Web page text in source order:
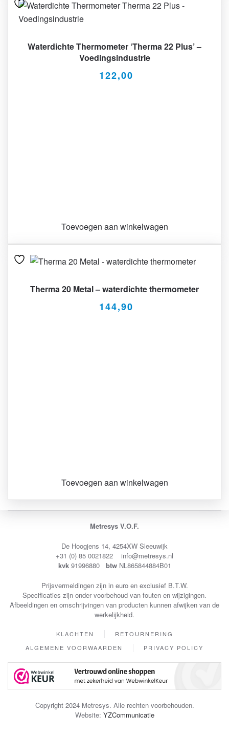
Waterdichte Thermometer ‘Therma 22 Plus’ –
Voedingsindustrie
122,00
Toevoegen aan winkelwagen
Therma 20 Metal – waterdichte thermometer
144,90
Toevoegen aan winkelwagen
Metresys V.O.F.
De Hoogjens 14, 4254XW Sleeuwijk
+31 (0) 85 0021822 info@metresys.nl
kvk 91996880 btw NL865844884B01
Prijsvermeldingen zijn in euro en exclusief B.T.W.
Specificaties zijn onder voorbehoud van fouten en wijzigingen.
Afbeeldingen en omschrijvingen van producten kunnen afwijken van de
werkelijkheid.
KLACHTEN
RETOURNERING
ALGEMENE VOORWAARDEN
PRIVACY POLICY
Copyright 2024 Metresys. Alle rechten voorbehouden.
Website: YZCommunicatie